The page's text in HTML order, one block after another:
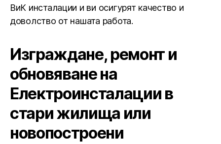
ВиК инсталации и ви осигурят качество и
доволство от нашата работа.
Изграждане, ремонт и
обновяване на
Електроинсталации в
стари жилища или
новопостроени